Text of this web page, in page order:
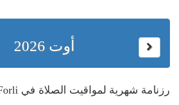
أوت 2026
رزنامة شهرية لمواقيت الصلاة في Forli - إيطاليا